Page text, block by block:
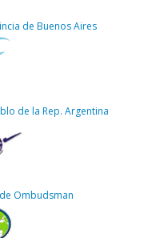
de Buenos Aires
de la Rep. Argentina
Ombudsman